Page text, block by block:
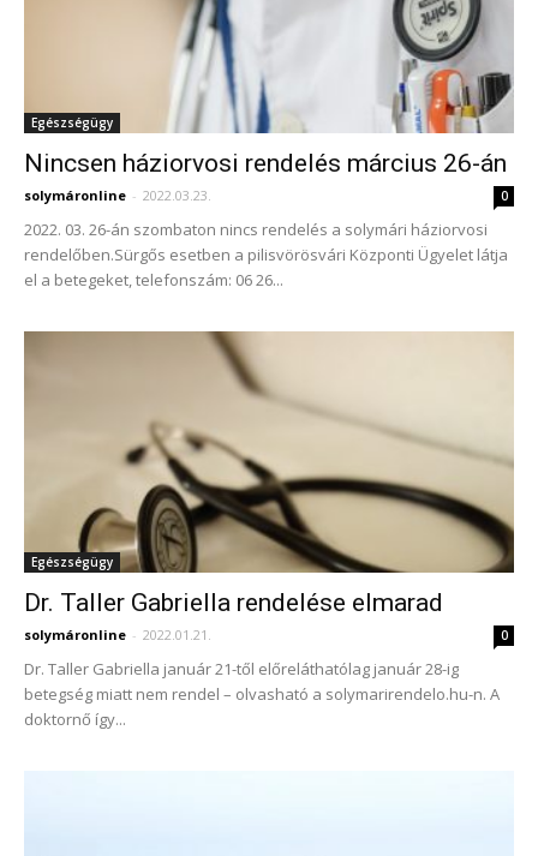
Egészségügy
Nincsen háziorvosi rendelés március 26-án
solymáronline - 2022.03.23. 0
2022. 03. 26-án szombaton nincs rendelés a solymári háziorvosi
rendelőben.Sürgős esetben a pilisvörösvári Központi Ügyelet látja
el a betegeket, telefonszám: 06 26...
Egészségügy
Dr. Taller Gabriella rendelése elmarad
solymáronline - 2022.01.21. 0
Dr. Taller Gabriella január 21-től előreláthatólag január 28-ig
betegség miatt nem rendel – olvasható a solymarirendelo.hu-n. A
doktornő így...